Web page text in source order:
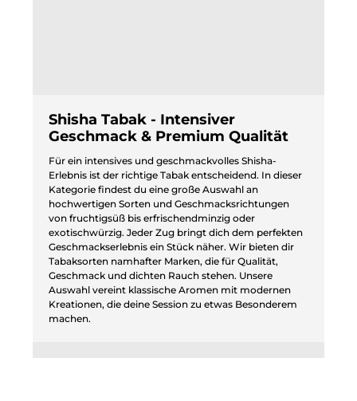
Shisha Tabak - Intensiver
Geschmack & Premium Qualität
Für ein intensives und geschmackvolles Shisha-
Erlebnis ist der richtige Tabak entscheidend. In dieser
Kategorie findest du eine große Auswahl an
hochwertigen Sorten und Geschmacksrichtungen
von fruchtigsüß bis erfrischendminzig oder
exotischwürzig. Jeder Zug bringt dich dem perfekten
Geschmackserlebnis ein Stück näher. Wir bieten dir
Tabaksorten namhafter Marken, die für Qualität,
Geschmack und dichten Rauch stehen. Unsere
Auswahl vereint klassische Aromen mit modernen
Kreationen, die deine Session zu etwas Besonderem
machen.